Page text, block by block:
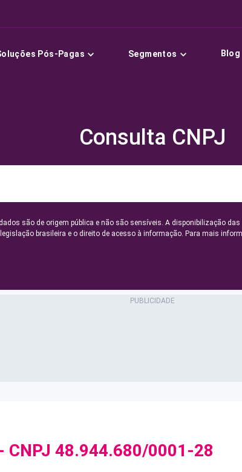
Pós-Pagas Segmentos Blog
Consulta CNPJ
são de origem pública e não são sensíveis. A disponibilização
legislação brasileira e o direito de acesso à informação. Para mais
CNPJ 48.944.680/0001-28